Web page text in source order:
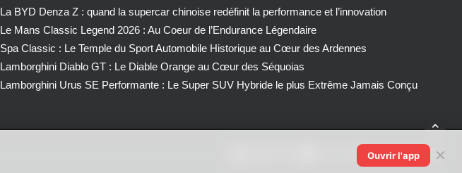
La BYD Denza Z : quand la supercar chinoise redéfinit la performance et l’innovation
Le Mans Classic Legend 2026 : Au Coeur de l’Endurance Légendaire
Spa Classic : Le Temple du Sport Automobile Historique au Cœur des Ardennes
Lamborghini Diablo GT : Le Diable Orange au Cœur des Séquoias
Lamborghini Urus SE Performante : Le Super SUV Hybride le plus Extrême Jamais Conçu
Ouvrir l'app ✕